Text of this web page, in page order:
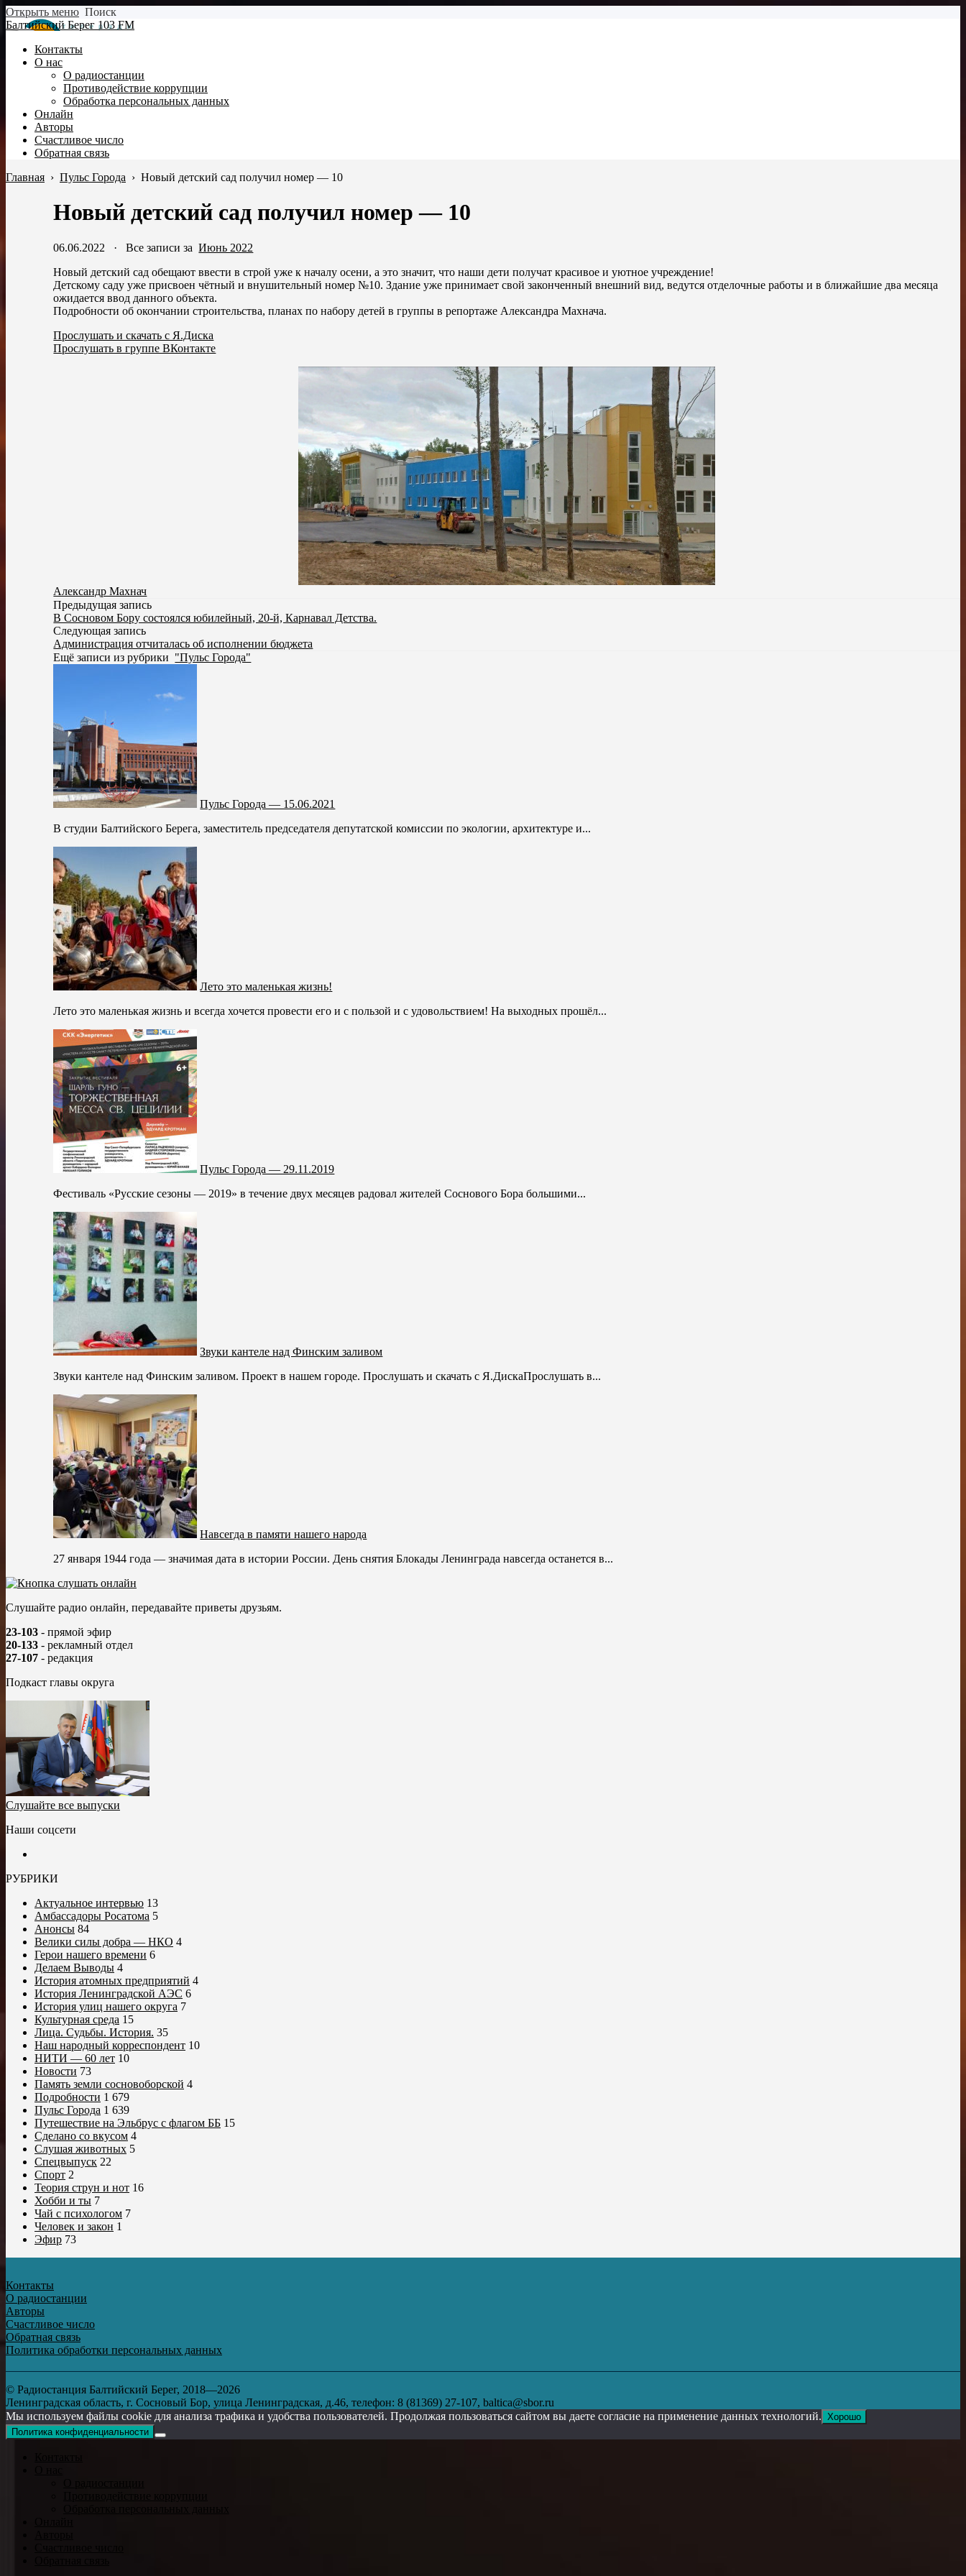
Открыть меню Поиск
Балтийский Берег 103 FM
Контакты
О нас
О радиостанции
Противодействие коррупции
Обработка персональных данных
Онлайн
Авторы
Счастливое число
Обратная связь
Главная › Пульс Города › Новый детский сад получил номер — 10
Новый детский сад получил номер — 10
06.06.2022 ·Все записи заИюнь 2022
Новый детский сад обещают ввести в строй уже к началу осени, а это значит, что наши дети получат красивое и уютное учреждение!
Детскому саду уже присвоен чётный и внушительный номер №10. Здание уже принимает свой законченный внешний вид, ведутся отделочные работы и в ближайшие два месяца
ожидается ввод данного объекта.
Подробности об окончании строительства, планах по набору детей в группы в репортаже Александра Махнача.
Прослушать и скачать с Я.Диска
Прослушать в группе ВКонтакте
Александр Махнач
Предыдущая запись
В Сосновом Бору состоялся юбилейный, 20-й, Карнавал Детства.
Следующая запись
Администрация отчиталась об исполнении бюджета
Ещё записи из рубрики "Пульс Города"
Пульс Города — 15.06.2021
В студии Балтийского Берега, заместитель председателя депутатской комиссии по экологии, архитектуре и...
Лето это маленькая жизнь!
Лето это маленькая жизнь и всегда хочется провести его и с пользой и с удовольствием! На выходных прошёл...
Пульс Города — 29.11.2019
Фестиваль «Русские сезоны — 2019» в течение двух месяцев радовал жителей Соснового Бора большими...
Звуки кантеле над Финским заливом
Звуки кантеле над Финским заливом. Проект в нашем городе. Прослушать и скачать с Я.ДискаПрослушать в...
Навсегда в памяти нашего народа
27 января 1944 года — значимая дата в истории России. День снятия Блокады Ленинграда навсегда останется в...
Слушайте радио онлайн, передавайте приветы друзьям.
23-103 - прямой эфир
20-133 - рекламный отдел
27-107 - редакция
Подкаст главы округа
Слушайте все выпуски
Наши соцсети
РУБРИКИ
Актуальное интервью 13
Амбассадоры Росатома 5
Анонсы 84
Велики силы добра — НКО 4
Герои нашего времени 6
Делаем Выводы 4
История атомных предприятий 4
История Ленинградской АЭС 6
История улиц нашего округа 7
Культурная среда 15
Лица. Судьбы. История. 35
Наш народный корреспондент 10
НИТИ — 60 лет 10
Новости 73
Память земли сосновоборской 4
Подробности 1 679
Пульс Города 1 639
Путешествие на Эльбрус с флагом ББ 15
Сделано со вкусом 4
Слушая животных 5
Спецвыпуск 22
Спорт 2
Теория струн и нот 16
Хобби и ты 7
Чай с психологом 7
Человек и закон 1
Эфир 73
Контакты
О радиостанции
Авторы
Счастливое число
Обратная связь
Политика обработки персональных данных
© Радиостанция Балтийский Берег, 2018—2026
Ленинградская область, г. Сосновый Бор, улица Ленинградская, д.46, телефон: 8 (81369) 27-107, baltica@sbor.ru
Мы используем файлы cookie для анализа трафика и удобства пользователей. Продолжая пользоваться сайтом вы даете согласие на применение данных технологий. Хорошо
Политика конфиденциальности